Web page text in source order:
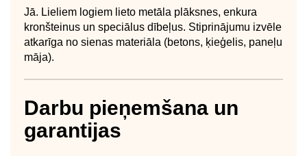
Jā. Lieliem logiem lieto metāla plāksnes, enkura
kronšteinus un speciālus dībeļus. Stiprinājumu izvēle
atkarīga no sienas materiāla (betons, ķieģelis, paneļu
māja).
Darbu pieņemšana un
garantijas